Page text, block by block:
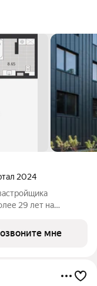
2024
29 лет на
в
от
мне